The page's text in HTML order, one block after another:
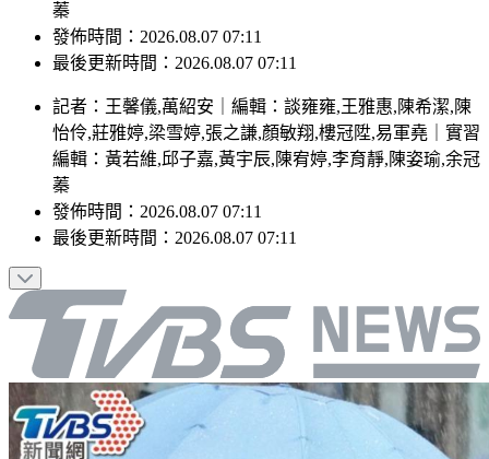
蓁
發佈時間：2026.08.07 07:11
最後更新時間：2026.08.07 07:11
記者 ： 王馨儀,萬紹安 編輯 ： 談雍雍,王雅惠,陳希潔,陳
怡伶,莊雅婷,梁雪婷,張之謙,顏敏翔,樓冠陞,易軍堯
實習
編輯 ： 黃若維,邱子嘉,黃宇辰,陳宥婷,李育靜,陳姿瑜,余冠
蓁
發佈時間： 2026.08.07 07:11
最後更新時間： 2026.08.07 07:11